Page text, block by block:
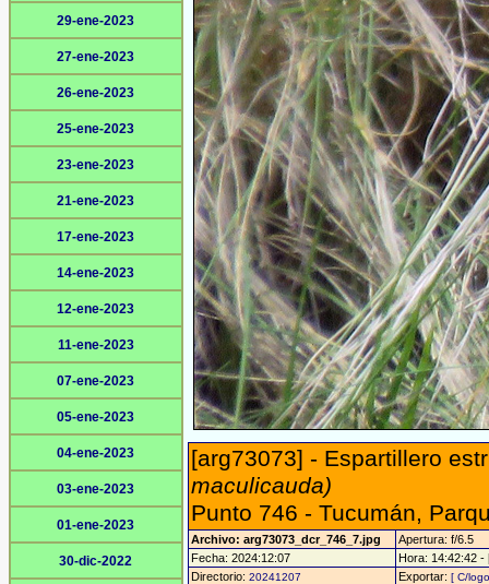
29-ene-2023
27-ene-2023
26-ene-2023
25-ene-2023
23-ene-2023
21-ene-2023
17-ene-2023
14-ene-2023
12-ene-2023
11-ene-2023
07-ene-2023
05-ene-2023
04-ene-2023
03-ene-2023
01-ene-2023
30-dic-2022
[arg73073] - Espartillero
maculicauda)
Punto 746 - Tucumán,
Archivo: arg73073_dcr_746_7.jpg
Apertura: f/6.5
Fecha: 2024:12:07
Hora: 14:42:42 -
Directorio: 20241207 Exportar: [ C/